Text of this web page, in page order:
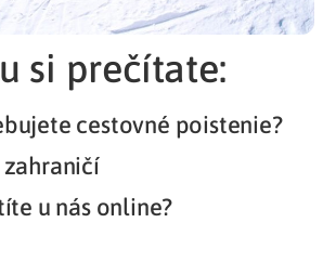
si prečítate:
cestovné poistenie?
u nás online?